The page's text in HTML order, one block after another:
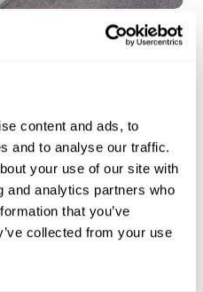
content and ads, to
and to analyse our traffic.
your use of our site with
and analytics partners who
that you’ve
collected from your use
insights team
de